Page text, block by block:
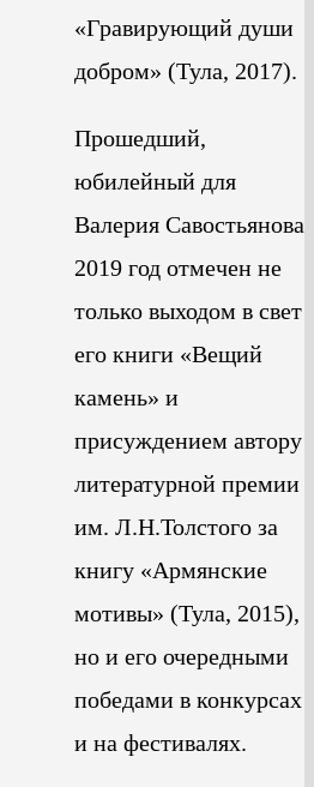
«Гравирующий души
добром» (Тула, 2017).
Прошедший,
юбилейный для
Валерия Савостьянова
2019 год отмечен не
только выходом в свет
его книги «Вещий
камень» и
присуждением автору
литературной премии
им. Л.Н.Толстого за
книгу «Армянские
мотивы» (Тула, 2015),
но и его очередными
победами в конкурсах
и на фестивалях.